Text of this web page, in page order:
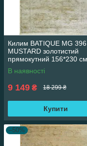
Килим BATIQUE MG 396
MUSTARD золотистий
прямокутний 156*230 см
В наявності
9 149 ₴ 18 299 ₴
Купити
–50%